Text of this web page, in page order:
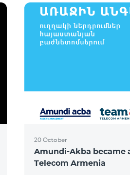
20 October
Amundi-Akba became
Telecom Armenia